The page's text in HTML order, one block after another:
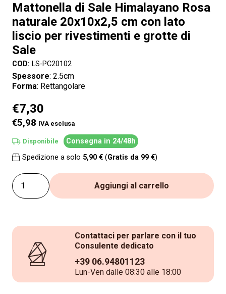
Mattonella di Sale Himalayano Rosa
naturale 20x10x2,5 cm con lato
liscio per rivestimenti e grotte di
Sale
COD: LS-PC20102
Spessore: 2.5cm
Forma: Rettangolare
€7,30
€5,98 IVA esclusa
Disponibile
Consegna in 24/48h
Spedizione a solo 5,90 €(Gratis da 99 €)
Mattonella
di
naturale
20x10x2,5
cm
Aggiungi al carrello
Contattaci per parlare con il tuo
Consulente dedicato
+39 06.94801123
Lun-Ven dalle 08:30 alle 18:00